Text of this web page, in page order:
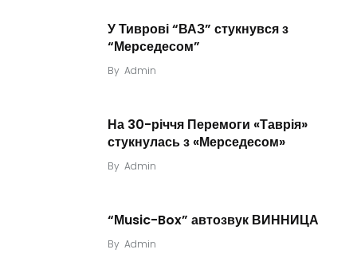
У Тиврові “ВАЗ” стукнувся з
“Мерседесом”
By Admin
На 30-річчя Перемоги «Таврія»
стукнулась з «Мерседесом»
By Admin
“Мusic-Box” автозвук ВИННИЦА
By Admin